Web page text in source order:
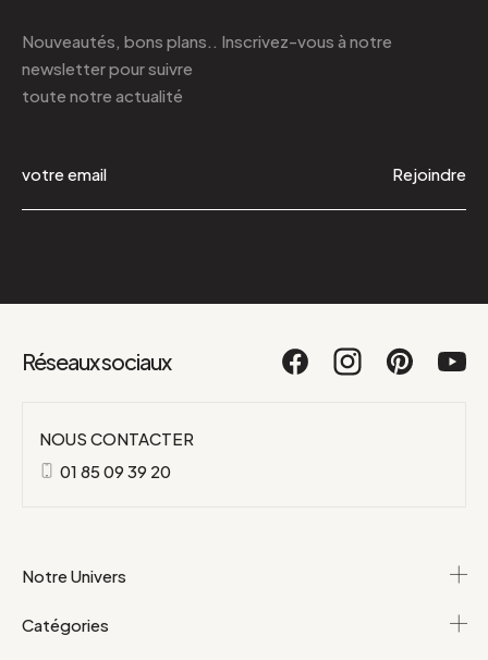
Nouveautés, bons plans.. Inscrivez-vous à notre
newsletterpour suivre
toute notre actualité
Rejoindre
Réseaux sociaux
NOUS CONTACTER
01 85 09 39 20
Notre Univers
Catégories